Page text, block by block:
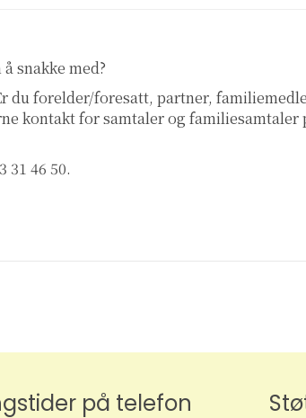
snakke med?
du forelder/foresatt, partner,
kontakt for samtaler og familiesamtaler
31 46 50.
på telefon